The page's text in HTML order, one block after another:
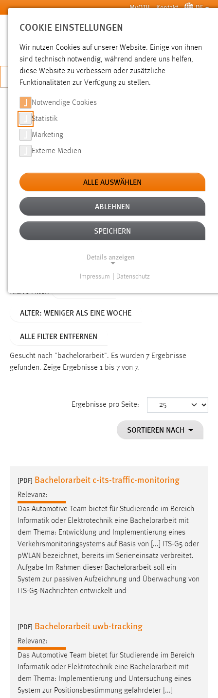
Zum Hauptinhalt springen MyOTH Kontakt DE
SUCHE
JETZT BEWERBEN
SUCHE
FILTER
Typ
Erstellungsdatum
Alter
Aktive Filter:
ALTER: WENIGER ALS EINE WOCHE
ALLE FILTER ENTFERNEN
Gesucht nach "bachelorarbeit". Es wurden 7 Ergebnisse
gefunden. Zeige Ergebnisse 1 bis 7 von 7.
Ergebnisse pro Seite:
SORTIEREN NACH
[PDF] Bachelorarbeit c-its-traffic-monitoring
Relevanz:
Das Automotive Team bietet für Studierende im Bereich
Informatik oder Elektrotechnik eine Bachelorarbeit mit
dem Thema: Entwicklung und Implementierung eines
Verkehrsmonitoringsystems auf Basis von [...] ITS-G5 oder
pWLAN bezeichnet, bereits im Serieneinsatz verbreitet.
Aufgabe Im Rahmen dieser Bachelorarbeit soll ein
System zur passiven Aufzeichnung und Überwachung von
ITS-G5-Nachrichten entwickelt und
[PDF] Bachelorarbeit uwb-tracking
Relevanz:
Das Automotive Team bietet für Studierende im Bereich
Informatik oder Elektrotechnik eine Bachelorarbeit mit
dem Thema: Implementierung und Untersuchung eines
System zur Positionsbestimmung gefährdeter [...]
COOKIE EINSTELLUNGEN
Wir nutzen Cookies auf unserer Website. Einige von ihnen
sind technisch notwendig, während andere uns helfen,
diese Website zu verbessern oder zusätzliche
Funktionalitäten zur Verfügung zu stellen.
Notwendige Cookies
Statistik
Marketing
Externe Medien
ALLE AUSWÄHLEN
ABLEHNEN
SPEICHERN
Details anzeigen
Funktionen und sind für die einwandfreie Funktion der
Name:
Dieser Cookie speichert die ausgewählten Einverständnis-
Performance
Name:
staticfilecache
Zweck:
Für performante Seitenauslieferung wird in diesem Cookie
gespeichert, ob man eingeloggt ist.
Sprachpräferenz
Name:
Das Cookie speichert die gewählte Sprache der Website.
Cookie Laufzeit:
30 Tage
Chat
Impressum Datenschutz